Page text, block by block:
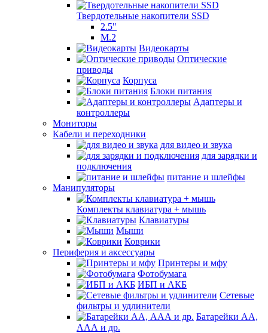
Твердотельные накопители SSD
2.5"
M.2
Видеокарты
Оптические
приводы
Корпуса
Блоки питания
Адаптеры и
контроллеры
Мониторы
Кабели и переходники
для видео и звука
для зарядки и
подключения
питание и шлейфы
Манипуляторы
Комплекты клавиатура + мышь
Клавиатуры
Мыши
Коврики
Периферия и аксессуары
Принтеры и мфу
Фотобумага
ИБП и АКБ
Сетевые
фильтры и удлинители
Батарейки АА,
ААА и др.